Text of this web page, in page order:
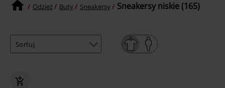
Odzież Buty Sneakersy Sneakersy niskie (165)